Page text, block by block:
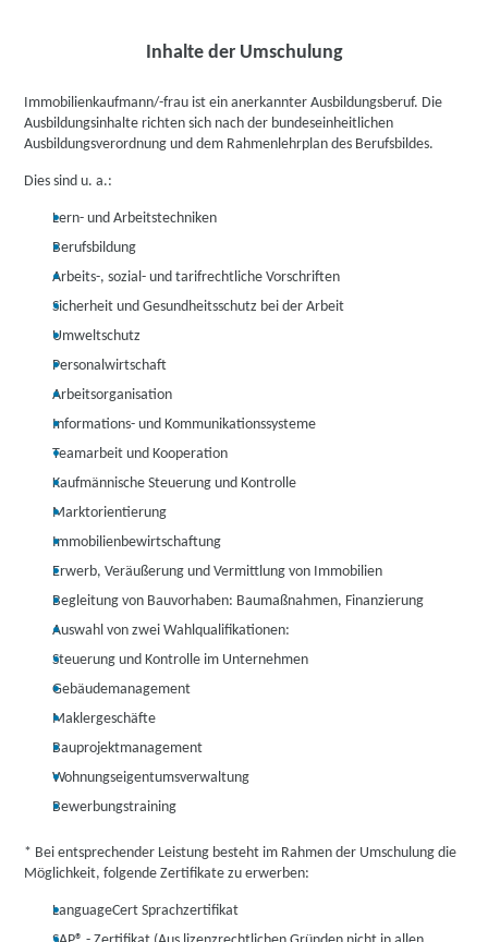
Inhalte der Umschulung
Immobilienkaufmann/-frau ist ein anerkannter Ausbildungsberuf. Die
Ausbildungsinhalte richten sich nach der bundeseinheitlichen
Ausbildungsverordnung und dem Rahmenlehrplan des Berufsbildes.
Dies sind u. a.:
Lern- und Arbeitstechniken
Berufsbildung
Arbeits-, sozial- und tarifrechtliche Vorschriften
Sicherheit und Gesundheitsschutz bei der Arbeit
Umweltschutz
Personalwirtschaft
Arbeitsorganisation
Informations- und Kommunikationssysteme
Teamarbeit und Kooperation
Kaufmännische Steuerung und Kontrolle
Marktorientierung
Immobilienbewirtschaftung
Erwerb, Veräußerung und Vermittlung von Immobilien
Begleitung von Bauvorhaben: Baumaßnahmen, Finanzierung
Auswahl von zwei Wahlqualifikationen:
Steuerung und Kontrolle im Unternehmen
Gebäudemanagement
Maklergeschäfte
Bauprojektmanagement
Wohnungseigentumsverwaltung
Bewerbungstraining
* Bei entsprechender Leistung besteht im Rahmen der Umschulung die
Möglichkeit, folgende Zertifikate zu erwerben:
LanguageCert Sprachzertifikat